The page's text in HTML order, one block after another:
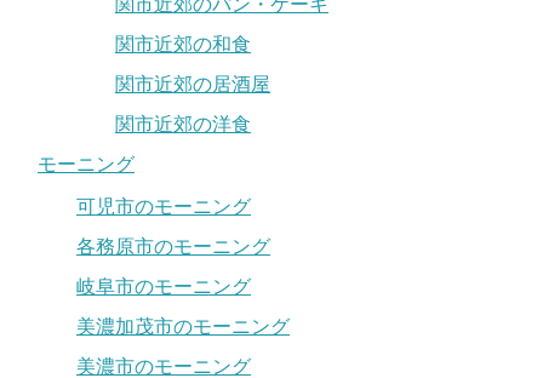
関市近郊のパン・ケーキ
関市近郊の和食
関市近郊の居酒屋
関市近郊の洋食
モーニング
可児市のモーニング
各務原市のモーニング
岐阜市のモーニング
美濃加茂市のモーニング
美濃市のモーニング